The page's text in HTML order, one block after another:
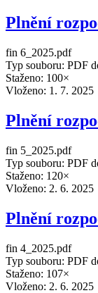
Plnění
fin 6_2025.pdf
Typ souboru: PDF
Staženo: 100×
Vloženo: 1. 7. 2025
Plnění
fin 5_2025.pdf
Typ souboru: PDF
Staženo: 120×
Vloženo: 2. 6. 2025
Plnění
fin 4_2025.pdf
Typ souboru: PDF
Staženo: 107×
Vloženo: 2. 6. 2025